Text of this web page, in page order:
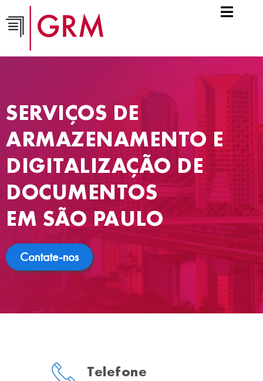
SERVIÇOS DE
ARMAZENAMENTO E
DIGITALIZAÇÃO DE
DOCUMENTOS
EM SÃO PAULO
Contate-nos
Telefone